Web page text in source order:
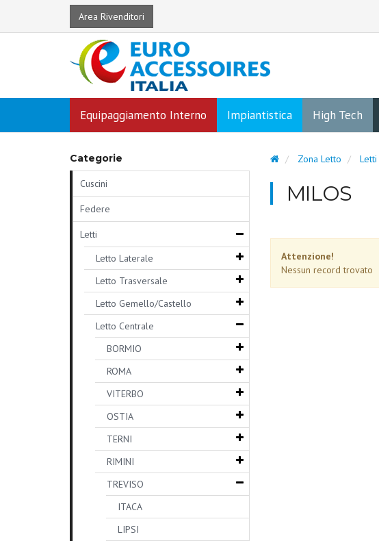
Area Rivenditori
Equipaggiamento Interno Impiantistica High Tech
Categorie
Cuscini
Federe
Letti
Letto Laterale
Letto Trasversale
Letto Gemello/Castello
Letto Centrale
BORMIO
ROMA
VITERBO
OSTIA
TERNI
RIMINI
TREVISO
ITACA
LIPSI
Zona Letto Letti
MILOS
Attenzione!
Nessun record trovato